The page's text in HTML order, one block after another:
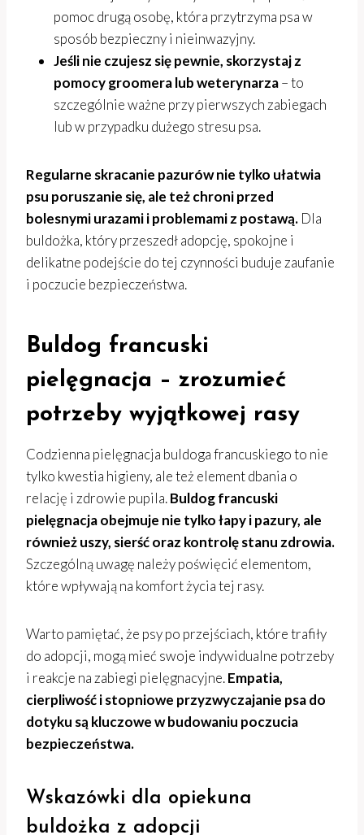
pomoc drugą osobę, która przytrzyma psa w
sposób bezpieczny i nieinwazyjny.
Jeśli nie czujesz się pewnie, skorzystaj z
pomocy groomera lub weterynarza– to
szczególnie ważne przy pierwszych zabiegach
lub w przypadku dużego stresu psa.
Regularne skracanie pazurów nie tylko ułatwia
psu poruszanie się, ale też chroni przed
bolesnymi urazami i problemami z postawą. Dla
buldożka, który przeszedł adopcję, spokojne i
delikatne podejście do tej czynności buduje zaufanie
i poczucie bezpieczeństwa.
Buldog francuski
pielęgnacja – zrozumieć
potrzeby wyjątkowej rasy
Codzienna pielęgnacja buldoga francuskiego to nie
tylko kwestia higieny, ale też element dbania o
relację i zdrowie pupila.Buldog francuski
pielęgnacja obejmuje nie tylko łapy i pazury, ale
również uszy, sierść oraz kontrolę stanu zdrowia.
Szczególną uwagę należy poświęcić elementom,
które wpływają na komfort życia tej rasy.
Warto pamiętać, że psy po przejściach, które trafiły
do adopcji, mogą mieć swoje indywidualne potrzeby
i reakcje na zabiegi pielęgnacyjne.Empatia,
cierpliwość i stopniowe przyzwyczajanie psa do
dotyku są kluczowe w budowaniu poczucia
bezpieczeństwa.
Wskazówki dla opiekuna
buldożka z adopcji